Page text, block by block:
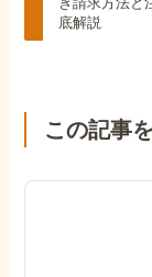
底解説
この記事